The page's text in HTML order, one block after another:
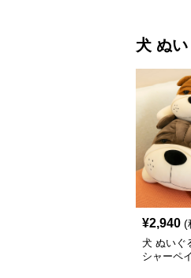
犬 ぬ
¥2,940 (
犬 ぬいぐ
シャーペ